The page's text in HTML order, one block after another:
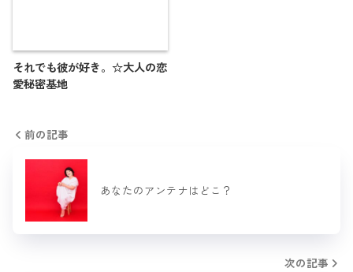
それでも彼が好き。☆大人の恋
愛秘密基地
前の記事
あなたのアンテナはどこ？
次の記事